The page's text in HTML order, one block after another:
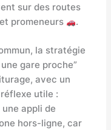
sur des routes
promeneurs
.
la stratégie
gare proche”
avec un
utile :
appli de
hors-ligne, car